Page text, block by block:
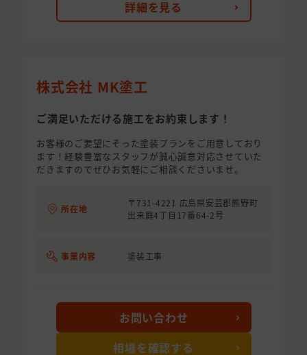
詳細を見る
株式会社 MK塗工
ご満足いただける施工をお約束します！
お客様のご要望にそった塗装プランをご用意しており
ます！経験豊富なスタッフが誠心誠意対応させていた
だきますのでぜひお気軽にご相談くださいませ。
所在地
〒731-4221 広島県安芸郡熊野町
出来庭4丁目17番64-2号
事業内容 塗装工事
お問い合わせ
相場を確認する